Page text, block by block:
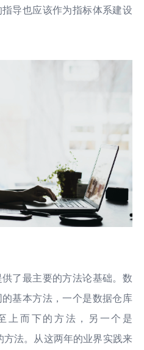
导也应该作为指标体系建设
了最主要的方法论基础。数
基本方法，一个是数据仓库
上而下的方法，另一个是
法。从这两年的业界实践来